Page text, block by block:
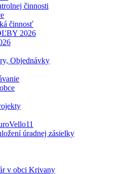
činnosti
činnosť
2026
Objednávky
úradnej zásielky
v obci Krivany